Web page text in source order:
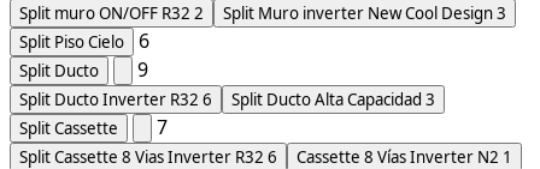
Split muro ON/OFF R32 2 Split Muro inverter New Cool Design3
Split Piso Cielo
6
Split Ducto 9
Split Ducto Inverter R32 6 Split Ducto Alta Capacidad 3
Split Cassette
7
Split Cassette 8 Vias Inverter R32 6 Cassette 8 Vías Inverter N2 1